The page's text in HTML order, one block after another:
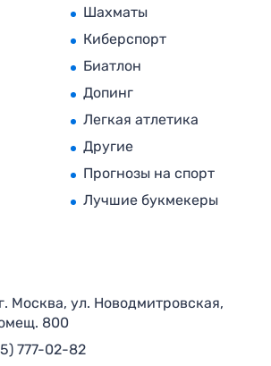
Шахматы
Киберспорт
Биатлон
Допинг
Легкая атлетика
Другие
Прогнозы на спорт
Лучшие букмекеры
Москва, ул. Новодмитровская,
800
777-02-82